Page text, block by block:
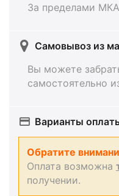
За пределами
Самовывоз из
Вы можете
самостоятельно
Варианты
Обратите
Оплата возможна
получении.